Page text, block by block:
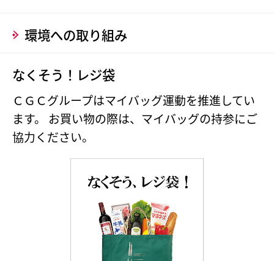
環境への取り組み
なくそう！レジ袋
ＣＧＣグループはマイバッグ運動を推進してい
ます。
お買い物の際は、マイバッグの持参にご
協力ください。